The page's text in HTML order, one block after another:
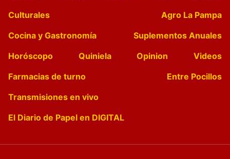
Culturales
Agro La Pampa
Cocina y Gastronomía
Suplementos Anuales
Horóscopo
Quiniela Opinion
Videos
Farmacias de turno
Entre Pocillos
Transmisiones en vivo
El Diario de Papel en DIGITAL